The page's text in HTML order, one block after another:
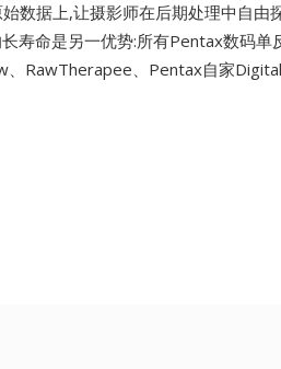
数据上,让摄影师在后期处理中自由
寿命是另一优势:所有Pentax数码单
、RawTherapee、Pentax自家